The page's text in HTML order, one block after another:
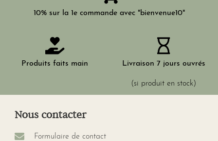
10% sur la 1e commande avec "bienvenue10"
Produits faits main Livraison 7 jours ouvrés
(si produit en stock)
Nous contacter
Formulaire de contact